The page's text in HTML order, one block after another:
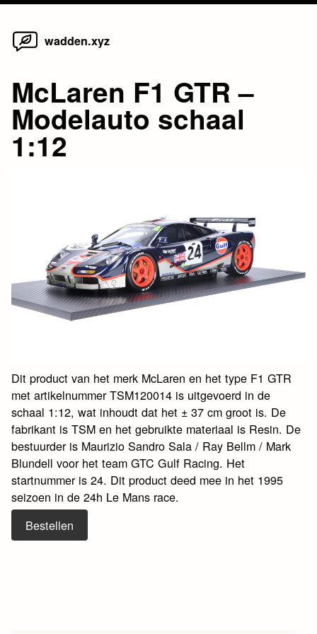
Skip
wadden.xyz
McLaren F1 GTR –
Modelauto schaal
1:12
Dit product van het merk McLaren en het type F1 GTR
met artikelnummer TSM120014 is uitgevoerd in de
schaal 1:12, wat inhoudt dat het ± 37 cm groot is. De
fabrikant is TSM en het gebruikte materiaal is Resin. De
bestuurder is Maurizio Sandro Sala / Ray Bellm / Mark
Blundell voor het team GTC Gulf Racing. Het
startnummer is 24. Dit product deed mee in het 1995
seizoen in de 24h Le Mans race.
Bestellen